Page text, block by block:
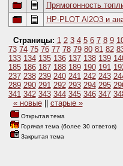
Прямогонность
HP-PLOT Al2O3 и
Страницы: 1 2 3 4 5 6 7 8 9
73 74 75 76 77 78 79 80 81 82
133 134 135 136 137 138 139
185 186 187 188 189 190 191
237 238 239 240 241 242 243
289 290 291 292 293 294 295
341 342 343 344 345 346 347
« новые|| старые »
Открытая тема
Горячая тема (более 30 ответов)
Закрытая тема